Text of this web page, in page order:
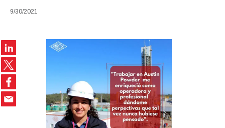
9/30/2021